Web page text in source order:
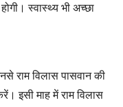
स्वास्थ्य भी अच्छा
राम विलास पासवान की
इसी माह में राम विलास